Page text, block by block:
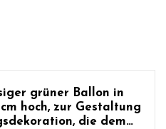
grüner Ballon in
cm hoch, zur Gestaltung
die dem